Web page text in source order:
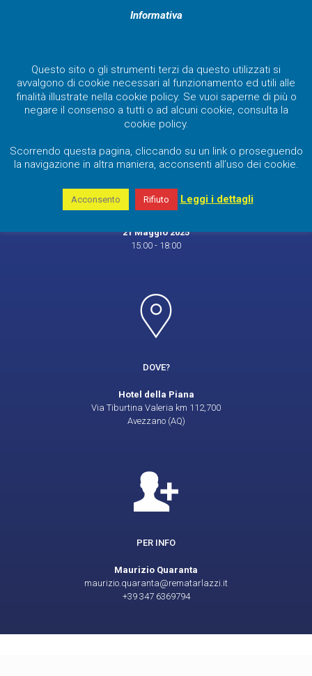
QUANDO
21 Maggio 2025
15:00 - 18:00
DOVE?
Hotel della Piana
Via Tiburtina Valeria km 112,700
Avezzano (AQ)
PER INFO
Maurizio Quaranta
maurizio.quaranta@rematarlazzi.it
+39 347 6369794
Informativa
Questo sito o gli strumenti terzi da questo utilizzati si
avvalgono di cookie necessari al funzionamento ed utili alle
finalità illustrate nella cookie policy. Se vuoi saperne di più o
negare il consenso a tutti o ad alcuni cookie, consulta la
cookie policy.
Scorrendo questa pagina, cliccando su un link o proseguendo
la navigazione in altra maniera, acconsenti all’uso dei cookie.
Acconsento Rifiuto Leggi i dettagli